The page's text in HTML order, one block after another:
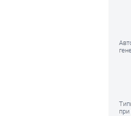
при